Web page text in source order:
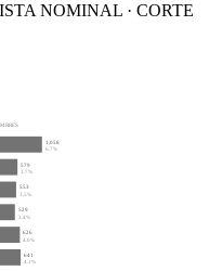
NOMINAL · CORTE
1,058
6.7%
579
3.7%
553
3.5%
529
3.4%
626
4.0%
641
4.1%